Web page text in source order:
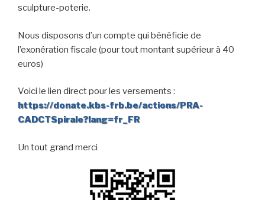
sculpture-poterie.
Nous disposons d’un compte qui bénéficie de
l’exonération fiscale (pour tout montant supérieur à 40
euros)
Voici le lien direct pour les versements :
https://donate.kbs-frb.be/actions/PRA-
CADCTSpirale?lang=fr_FR
Un tout grand merci